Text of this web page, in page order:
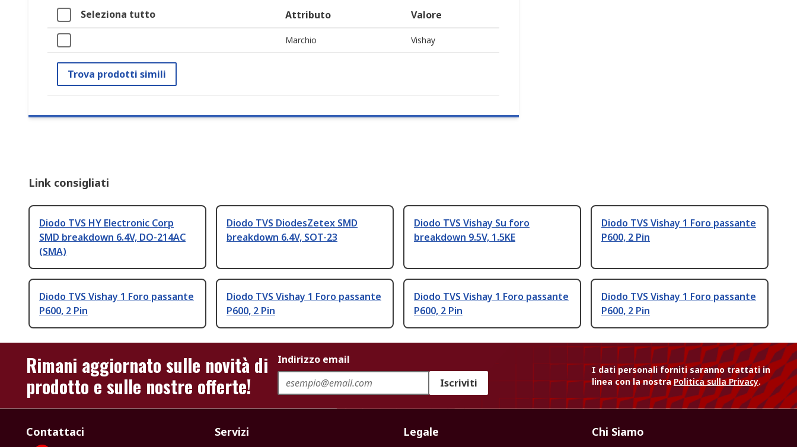
Seleziona tutto Attributo Valore
Marchio Vishay
Trova prodotti simili
Link consigliati
Diodo TVS HY Electronic Corp
SMD breakdown 6.4V, DO-214AC
(SMA)
Diodo TVS DiodesZetex SMD
breakdown 6.4V, SOT-23
Diodo TVS Vishay Su foro
breakdown 9.5V, 1.5KE
Diodo TVS Vishay 1 Foro passante
P600, 2 Pin
Diodo TVS Vishay 1 Foro passante
P600, 2 Pin
Diodo TVS Vishay 1 Foro passante
P600, 2 Pin
Diodo TVS Vishay 1 Foro passante
P600, 2 Pin
Diodo TVS Vishay 1 Foro passante
P600, 2 Pin
Rimani aggiornato sulle novità di
prodotto e sulle nostre offerte!
Indirizzo email
Iscriviti
I dati personali forniti saranno trattati in
linea con la nostraPolitica sulla Privacy.
Contattaci Servizi Legale Chi Siamo